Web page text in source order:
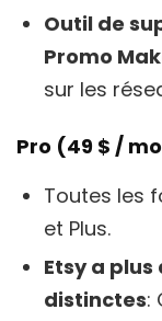
Outil de
Promo
sur les
Pro (49 $ /
Toutes les
et Plus.
Etsy a
distinctes: